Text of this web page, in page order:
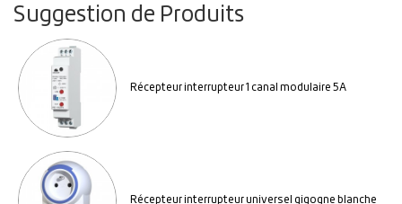
Suggestion de Produits
Récepteur interrupteur 1 canal modulaire 5A
Récepteur interrupteur universel gigogne blanche